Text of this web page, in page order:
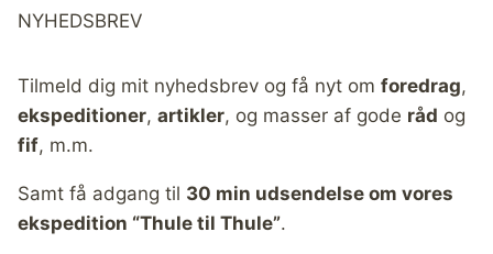
NYHEDSBREV
Tilmeld dig mit nyhedsbrev og få nyt om foredrag,
ekspeditioner, artikler, og masser af gode råd og
fif, m.m.
Samt få adgang til 30 min udsendelse om vores
ekspedition “Thule til Thule”.